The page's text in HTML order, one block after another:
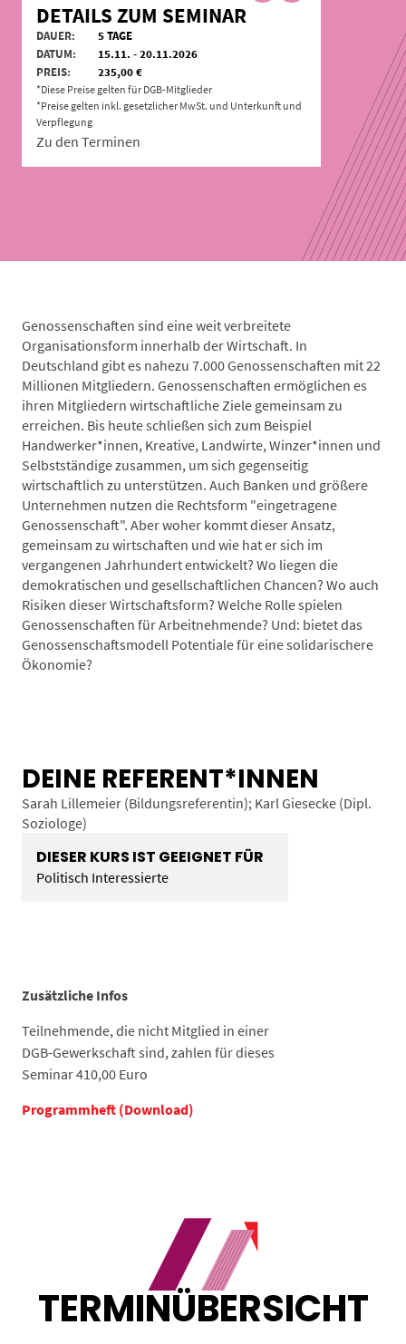
DETAILS ZUM SEMINAR
DAUER:
5 TAGE
DATUM:
15.11. - 20.11.2026
PREIS:
235,00 €
*Diese Preise gelten für DGB-Mitglieder
*Preise gelten inkl. gesetzlicher MwSt. und Unterkunft und
Verpflegung
Zu den Terminen
Genossenschaften sind eine weit verbreitete
Organisationsform innerhalb der Wirtschaft. In
Deutschland gibt es nahezu 7.000 Genossenschaften mit 22
Millionen Mitgliedern. Genossenschaften ermöglichen es
ihren Mitgliedern wirtschaftliche Ziele gemeinsam zu
erreichen. Bis heute schließen sich zum Beispiel
Handwerker*innen, Kreative, Landwirte, Winzer*innen und
Selbstständige zusammen, um sich gegenseitig
wirtschaftlich zu unterstützen. Auch Banken und größere
Unternehmen nutzen die Rechtsform "eingetragene
Genossenschaft". Aber woher kommt dieser Ansatz,
gemeinsam zu wirtschaften und wie hat er sich im
vergangenen Jahrhundert entwickelt? Wo liegen die
demokratischen und gesellschaftlichen Chancen? Wo auch
Risiken dieser Wirtschaftsform? Welche Rolle spielen
Genossenschaften für Arbeitnehmende? Und: bietet das
Genossenschaftsmodell Potentiale für eine solidarischere
Ökonomie?
DEINE REFERENT*INNEN
Sarah Lillemeier (Bildungsreferentin); Karl Giesecke (Dipl.
Soziologe)
DIESER KURS IST GEEIGNET FÜR
Politisch Interessierte
Zusätzliche Infos
Teilnehmende, die nicht Mitglied in einer
DGB-Gewerkschaft sind, zahlen für dieses
Seminar 410,00 Euro
Programmheft (Download)
TERMINÜBERSICHT